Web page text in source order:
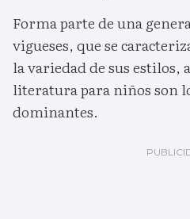
Forma parte de una
vigueses, que se
la variedad de sus
literatura para niños son
dominantes.